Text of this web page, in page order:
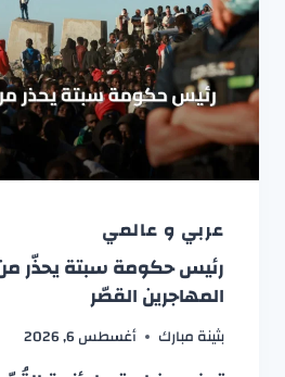
عربي و عالمي
رئيس حكومة سبتة يحذّر من
المهاجرين القصّر
بثينة مبارك أغسطس 6, 2026